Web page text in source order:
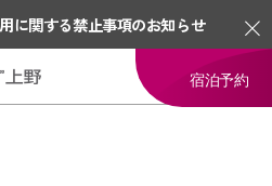
に関する禁止事項のお知らせ
宿泊予約